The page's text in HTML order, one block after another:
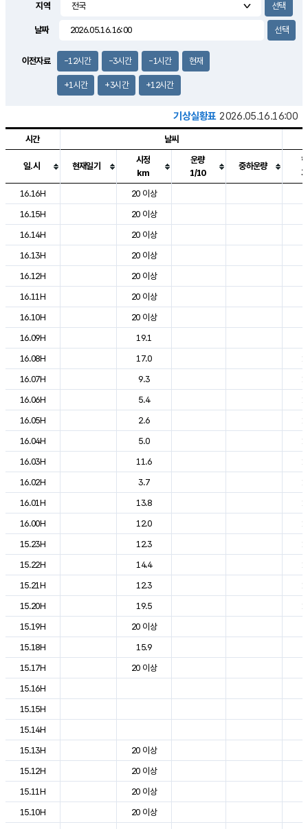
1.9m/s
지역
날짜
이전자료 -12시간 -3시간 -1시간 현재
+1시간 +3시간 +12시간
기상실황표 2026.05.16.16:00
도시별 기상실황표로 지점, 날씨, 기온, 강수, 바람, 기압등을 안내한 표입
시간 날씨
일.시 현재일기
시정
km
운량
1/10
중하운량
16.16H
20 이상
16.15H
20 이상
16.14H
20 이상
16.13H
20 이상
16.12H
20 이상
16.11H
20 이상
16.10H
20 이상
16.09H
19.1
16.08H
17.0
16.07H
9.3
16.06H
5.4
16.05H
2.6
16.04H
5.0
16.03H
11.6
16.02H
3.7
16.01H
13.8
16.00H
12.0
15.23H
12.3
15.22H
14.4
15.21H
12.3
15.20H
19.5
15.19H
20 이상
15.18H
15.9
15.17H
20 이상
15.16H
15.15H
15.14H
15.13H
20 이상
15.12H
20 이상
15.11H
20 이상
15.10H
20 이상